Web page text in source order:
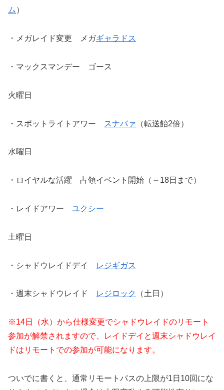
ム）
・メガレイド変更 メガギャラドス
・マックスマンデー ゴース
火曜日
・スポットライトアワー スナバァ （転送飴2倍）
水曜日
・ロイヤルな活躍 占領イベント開始（～18日まで）
・レイドアワー ユクシー
土曜日
・シャドウレイドデイ レジギガス
・週末シャドウレイド レジロック （土日）
※14日（水）から仕様変更でシャドウレイドのリモート
参加が解禁されますので、レイドデイと週末シャドウレイ
ドはリモートでの参加が可能になります。
ついでに書くと、通常リモートパスの上限が1日10回にな